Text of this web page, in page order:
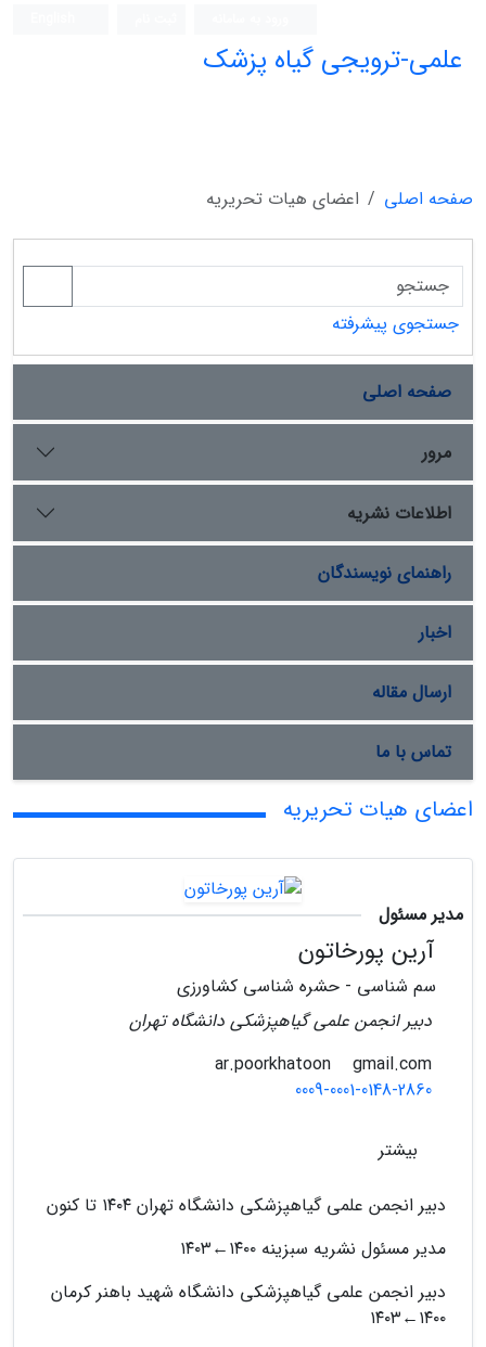
علمی-ترویجی گیاه پزشک
صفحه اصلی اعضای هیات تحریریه
جستجوی پیشرفته
صفحه اصلی
مرور
اطلاعات نشریه
راهنمای نویسندگان
اخبار
ارسال مقاله
تماس با ما
اعضای هیات تحریریه
مدیر مسئول
آرین پورخاتون
سم شناسی - حشره شناسی کشاورزی
دبیر انجمن علمی گیاهپزشکی دانشگاه تهران
gmail.com
0009-0001-0148-2860
بیشتر
دبیر انجمن علمی گیاهپزشکی دانشگاه تهران ۱۴۰۴ تا کنون
مدیر مسئول نشریه سبزینه ۱۴۰۰←۱۴۰۳
دبیر انجمن علمی گیاهپزشکی دانشگاه شهید باهنر کرمان
۱۴۰۰←۱۴۰۳